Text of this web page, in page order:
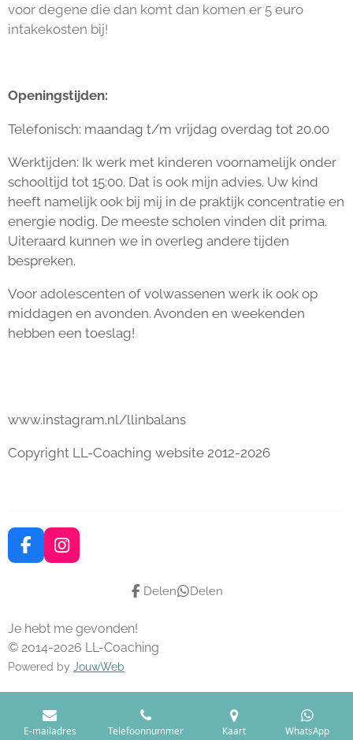
voor degene die dan komt dan komen er 5 euro
intakekosten bij!
Openingstijden:
Telefonisch: maandag t/m vrijdag overdag tot 20.00
Werktijden: Ik werk met kinderen voornamelijk onder
schooltijd tot 15:00. Dat is ook mijn advies. Uw kind
heeft namelijk ook bij mij in de praktijk concentratie en
energie nodig. De meeste scholen vinden dit prima.
Uiteraard kunnen we in overleg andere tijden
bespreken.
Voor adolescenten of volwassenen werk ik ook op
middagen en avonden. Avonden en weekenden
hebben een toeslag!
www.instagram.nl/llinbalans
Copyright LL-Coaching website 2012-2026
F
a
o
o
k
I
n
g
r
a
m
Delen Delen
Je hebt me gevonden!
© 2014-2026 LL-Coaching
Powered by JouwWeb
E-mailadres Telefoonnummer Kaart WhatsApp